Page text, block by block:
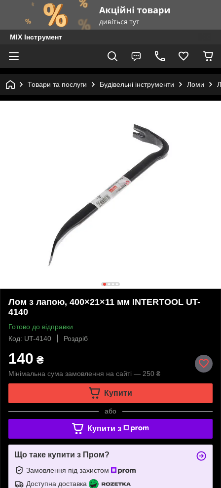
MIX Інструмент
Товари та послуги Будівельні інструменти Ломи
Лом з лапою, 400×21×11 мм INTERTOOL UT-
4140
Готово до відправки
Код: UT-4140
Роздріб
140 ₴
Мінімальна сума замовлення на сайті — 250 ₴
Купити
або
Купити з
Що таке купити з Пром?
Замовлення під захистом
Доступна доставка